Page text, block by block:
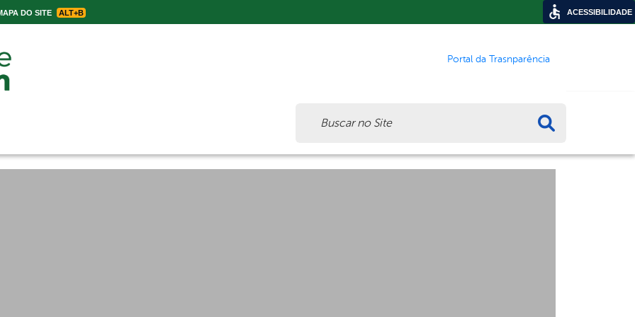
DO SITE ALT+B
Portal da Trasnparência
ACESSIBILIDADE